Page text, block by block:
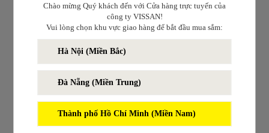
Chào mừng Quý khách đến với Cửa hàng trực tuyến của
công ty VISSAN!
Vui lòng chọn khu vực giao hàng để bắt đầu mua sắm:
Hà Nội (Miền Bắc)
Đà Nẵng (Miền Trung)
Thành phố Hồ Chí Minh (Miền Nam)
Nhớ mật khẩu trên thiết bị này (?)
Đăng nhập
Quên mật khẩu?